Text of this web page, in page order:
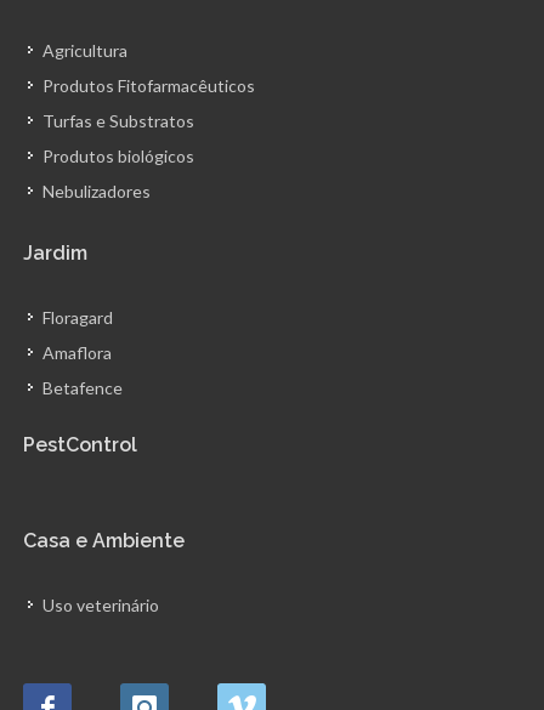
Agricultura
Produtos Fitofarmacêuticos
Turfas e Substratos
Produtos biológicos
Nebulizadores
Jardim
Floragard
Amaflora
Betafence
PestControl
Casa e Ambiente
Uso veterinário